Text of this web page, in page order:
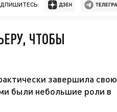
ЧТОБЫ
завершила свою
были небольшие роли в